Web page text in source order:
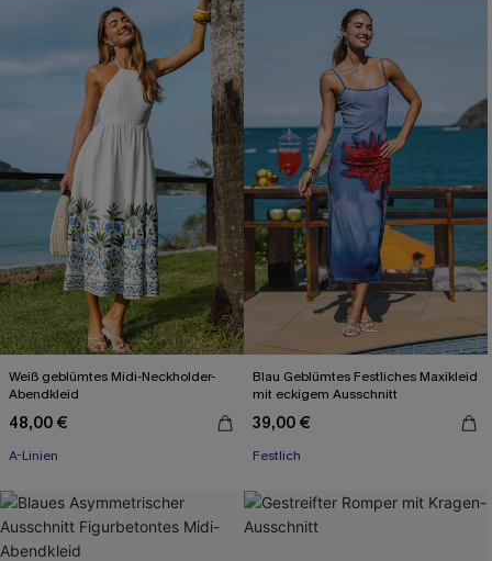
Weiß geblümtes Midi-Neckholder-
Abendkleid
48,00 €
A-Linien
Blau Geblümtes Festliches Maxikleid
mit eckigem Ausschnitt
39,00 €
Festlich